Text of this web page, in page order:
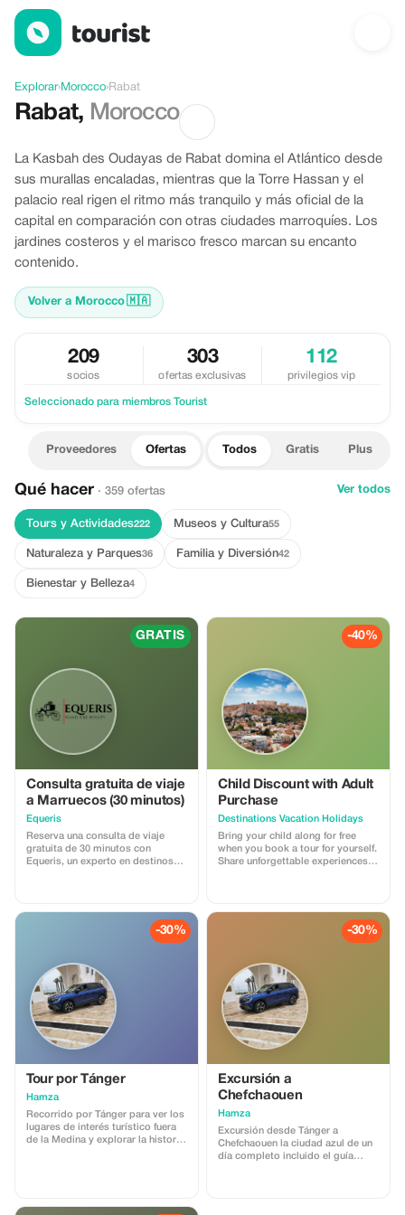
Ofertas en Rabat, Morocco
Explorar›Morocco›Rabat
Rabat, Morocco
La Kasbah des Oudayas de Rabat domina el Atlántico desde
sus murallas encaladas, mientras que la Torre Hassan y el
palacio real rigen el ritmo más tranquilo y más oficial de la
capital en comparación con otras ciudades marroquíes. Los
jardines costeros y el marisco fresco marcan su encanto
contenido.
Volver a Morocco🇲🇦
209
socios
303
ofertas exclusivas
112
privilegios vip
Seleccionado para miembros Tourist
Proveedores Ofertas Todos Gratis Plus
Qué hacer · 359 ofertas Ver todos
Tours y Actividades222 Museos y Cultura55
Naturaleza y Parques36 Familia y Diversión42
Bienestar y Belleza4
GRATIS
Consulta gratuita de viaje
a Marruecos (30 minutos)
Equeris
Reserva una consulta de viaje
gratuita de 30 minutos con
Equeris, un experto en destinos
Marruecos con claridad y
confianza. Discutiremos tu estilo
de viaje, ideas de itinerario,
información local, con consejos
honestos y prácticos. Lo que
incluye: • Guía personalizada del
viaje • Recomendaciones sobre
destino y ruta • Asesoramiento
sobre alojamiento y experiencias
• Consejos culturales e
información local Sin obligaciones
ni costes ocultos. Perfecto para
viajeros que desean
antes de reservar o finalizar sus
planes.
-40%
Child Discount with Adult
Purchase
Destinations Vacation Holidays
Bring your child along for free
when you book a tour for yourself.
Share unforgettable experiences
-30%
Tour por Tánger
Hamza
Recorrido por Tánger para ver los
lugares de interés turístico fuera
de la Medina y explorar la historia
-30%
Excursión a
Chefchaouen
Hamza
Excursión desde Tánger a
Chefchaouen la ciudad azul de un
día completo incluido el guía